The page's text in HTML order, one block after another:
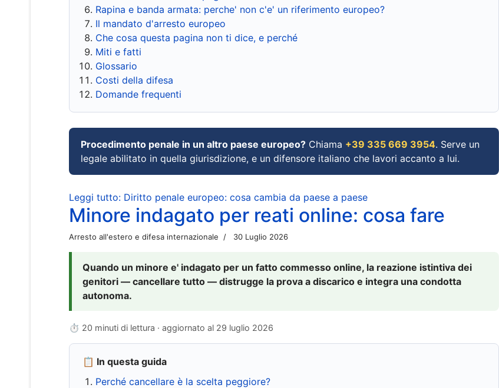
Rapina e banda armata: perche' non c'e' un riferimento europeo?
Il mandato d'arresto europeo
Che cosa questa pagina non ti dice, e perché
Miti e fatti
Glossario
Costi della difesa
Domande frequenti
Procedimento penale in un altro paese europeo? Chiama +39 335 669 3954. Serve un
legale abilitato in quella giurisdizione, e un difensore italiano che lavori accanto a lui.
Leggi tutto: Diritto penale europeo: cosa cambia da paese a paese
Minore indagato per reati online: cosa fare
Arresto all'estero e difesa internazionale 30 Luglio 2026
Quando un minore e' indagato per un fatto commesso online, la reazione istintiva dei
genitori — cancellare tutto — distrugge la prova a discarico e integra una condotta
autonoma.
⏱ 20 minuti di lettura · aggiornato al 29 luglio 2026
📋 In questa guida
Perché cancellare è la scelta peggiore?